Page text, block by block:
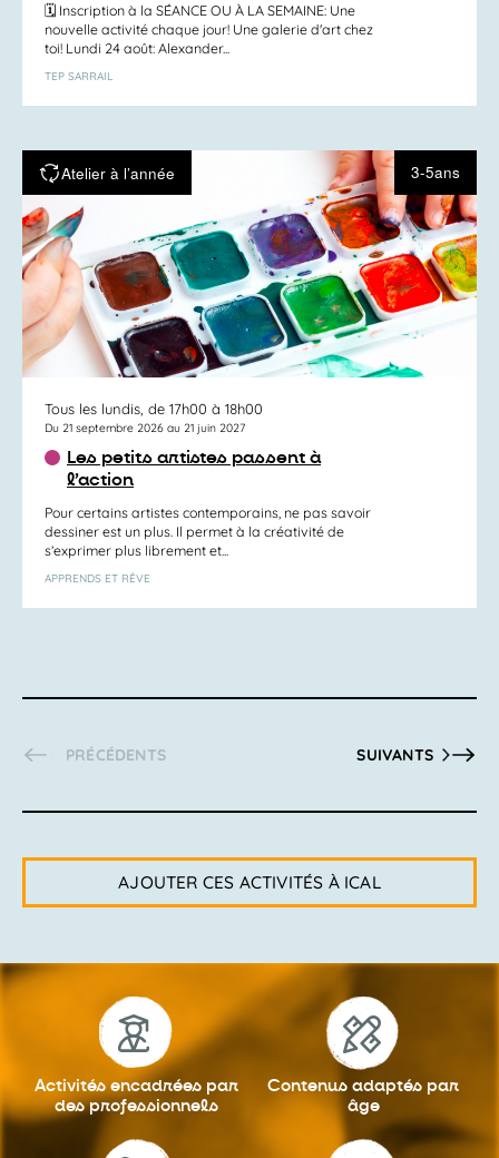
🗓️ Inscription à la SÉANCE OU À LA SEMAINE: Une
nouvelle activité chaque jour! Une galerie d'art chez
toi! Lundi 24 août: Alexander...
TEP SARRAIL
Atelier à l’année 3-5ans
Tous les lundis, de 17h00 à 18h00
Du 21 septembre 2026 au 21 juin 2027
Les petits artistes passent à
l’action
Pour certains artistes contemporains, ne pas savoir
dessiner est un plus. Il permet à la créativité de
s’exprimer plus librement et...
APPRENDS ET RÊVE
ACTIVITÉS
PRÉCÉDENTS ACTIVITÉS
SUIVANTS
AJOUTER CES ACTIVITÉS À ICAL
Activités encadrées par
des professionnels
Contenus adaptés par
âge